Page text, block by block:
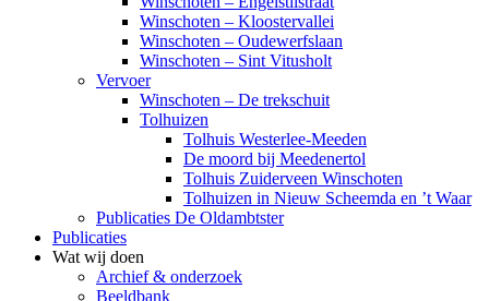
Winschoten – Kloostervallei
Winschoten – Oudewerfslaan
Winschoten – Sint Vitusholt
Vervoer
Winschoten – De trekschuit
Tolhuizen
Tolhuis Westerlee-Meeden
De moord bij Meedenertol
Tolhuis Zuiderveen Winschoten
Tolhuizen in Nieuw Scheemda en ’t Waar
Publicaties De Oldambtster
Publicaties
Wat wij doen
Archief & onderzoek
Beeldbank